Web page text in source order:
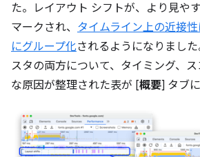
た。レイアウト シフトが、より見や
マークされ、 タイムライン上の近接
にグループ化されるようになりまし
スタの両方について、タイミング、
な原因が整理された表が [概要] タブ